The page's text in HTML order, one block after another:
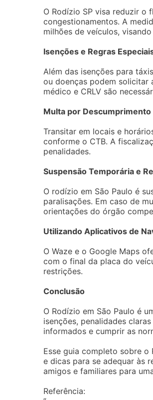
O Rodízio SP visa reduzir o
congestionamentos. A
milhões de veículos,
Isenções e Regras
Além das isenções para
ou doenças podem solicitar
médico e CRLV são
Multa por Descumprimento
Transitar em locais e
conforme o CTB. A
penalidades.
Suspensão Temporária e
O rodízio em São Paulo é
paralisações. Em caso de
orientações do órgão
Utilizando Aplicativos de
O Waze e o Google Maps
com o final da placa do
restrições.
Conclusão
O Rodízio em São Paulo é
isenções, penalidades
informados e cumprir as
Esse guia completo sobre
e dicas para se adequar às
amigos e familiares para
Referência: